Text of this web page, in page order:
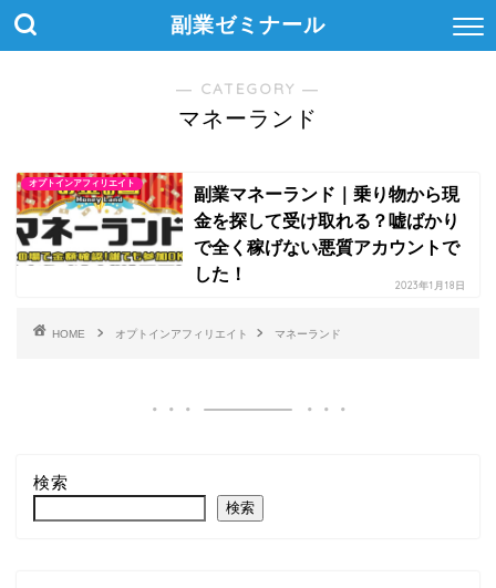
副業ゼミナール
― CATEGORY ―
マネーランド
オプトインアフィリエイト
副業マネーランド｜乗り物から現
金を探して受け取れる？嘘ばかり
で全く稼げない悪質アカウントで
した！
2023年1月18日
HOME オプトインアフィリエイト マネーランド
検索
検索